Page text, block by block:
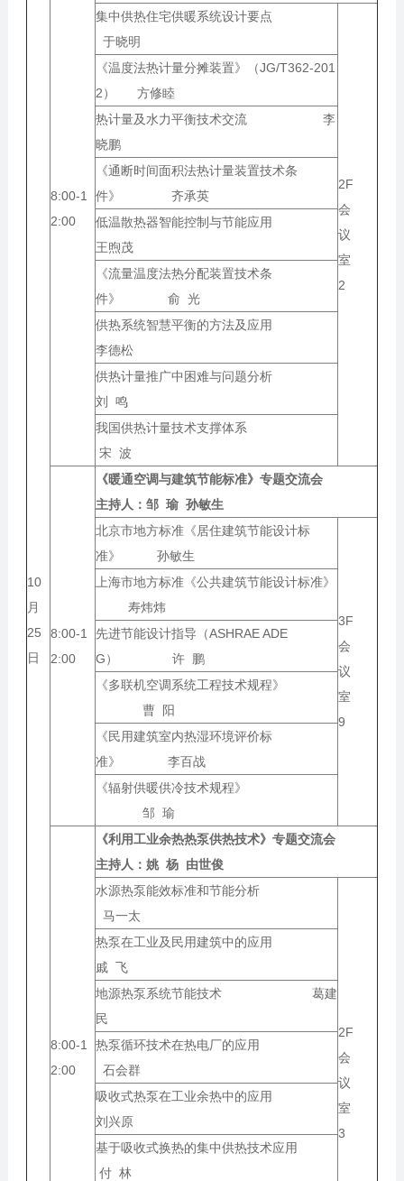
10
月
25
日
8:00-1
2:00
集中供热住宅供暖系统设计要点
于晓明
2F
会
议
室
2
《温度法热计量分摊装置》（JG/T362-201
2） 方修睦
热计量及水力平衡技术交流 李
晓鹏
《通断时间面积法热计量装置技术条
件》 齐承英
低温散热器智能控制与节能应用
王煦茂
《流量温度法热分配装置技术条
件》 俞 光
供热系统智慧平衡的方法及应用
李德松
供热计量推广中困难与问题分析
刘 鸣
我国供热计量技术支撑体系
宋 波
8:00-1
2:00
《暖通空调与建筑节能标准》专题交流会
主持人： 邹 瑜 孙敏生
北京市地方标准《居住建筑节能设计标
准》 孙敏生
3F
会
议
室
9
上海市地方标准《公共建筑节能设计标准》
寿炜炜
先进节能设计指导（ASHRAE ADE
G） 许 鹏
《多联机空调系统工程技术规程》
曹 阳
《民用建筑室内热湿环境评价标
准》 李百战
《辐射供暖供冷技术规程》
邹 瑜
8:00-1
2:00
《利用工业余热热泵供热技术》专题交流会
主持人： 姚 杨 由世俊
水源热泵能效标准和节能分析
马一太
2F
会
议
室
3
热泵在工业及民用建筑中的应用
戚 飞
地源热泵系统节能技术 葛建
民
热泵循环技术在热电厂的应用
石会群
吸收式热泵在工业余热中的应用
刘兴原
基于吸收式换热的集中供热技术应用
付 林